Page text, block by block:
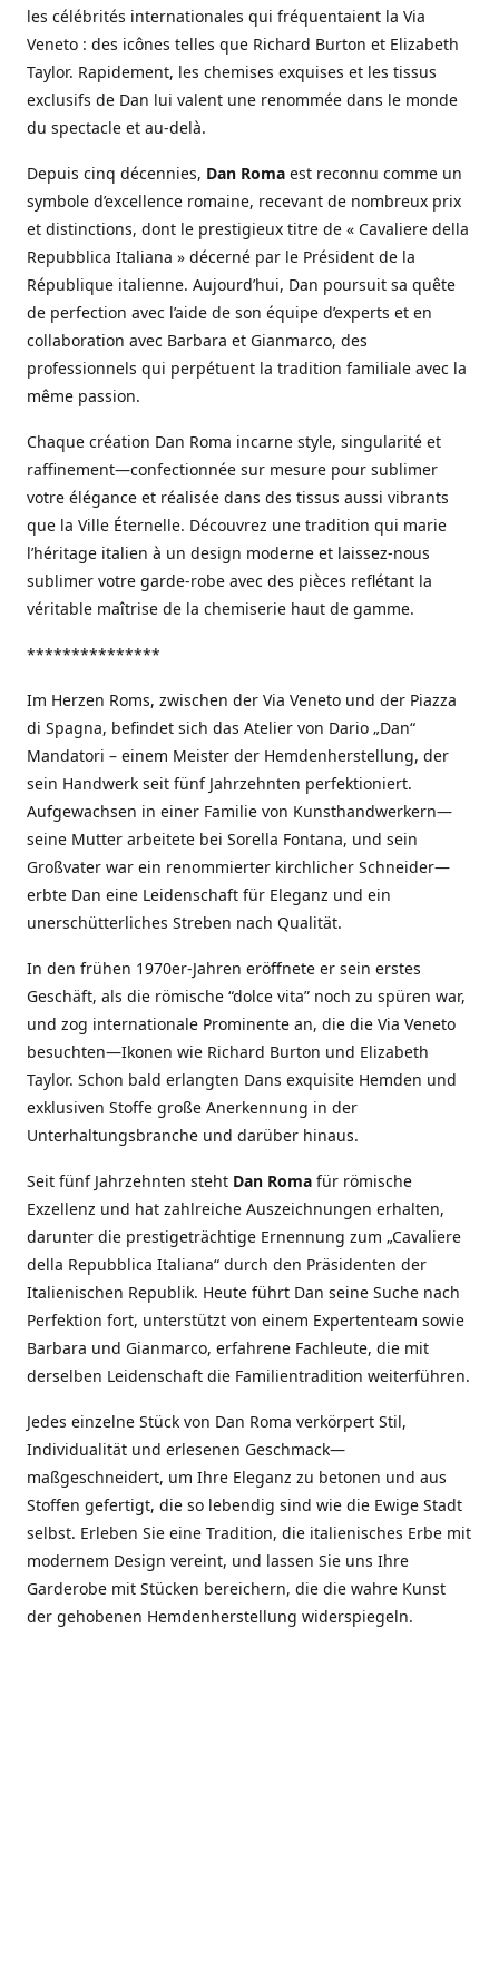
les célébrités internationales qui fréquentaient la Via
Veneto : des icônes telles que Richard Burton et Elizabeth
Taylor. Rapidement, les chemises exquises et les tissus
exclusifs de Dan lui valent une renommée dans le monde
du spectacle et au-delà.
Depuis cinq décennies, Dan Roma est reconnu comme un
symbole d’excellence romaine, recevant de nombreux prix
et distinctions, dont le prestigieux titre de « Cavaliere della
Repubblica Italiana » décerné par le Président de la
République italienne. Aujourd’hui, Dan poursuit sa quête
de perfection avec l’aide de son équipe d’experts et en
collaboration avec Barbara et Gianmarco, des
professionnels qui perpétuent la tradition familiale avec la
même passion.
Chaque création Dan Roma incarne style, singularité et
raffinement—confectionnée sur mesure pour sublimer
votre élégance et réalisée dans des tissus aussi vibrants
que la Ville Éternelle. Découvrez une tradition qui marie
l’héritage italien à un design moderne et laissez-nous
sublimer votre garde-robe avec des pièces reflétant la
véritable maîtrise de la chemiserie haut de gamme.
***************
Im Herzen Roms, zwischen der Via Veneto und der Piazza
di Spagna, befindet sich das Atelier von Dario „Dan“
Mandatori – einem Meister der Hemdenherstellung, der
sein Handwerk seit fünf Jahrzehnten perfektioniert.
Aufgewachsen in einer Familie von Kunsthandwerkern—
seine Mutter arbeitete bei Sorella Fontana, und sein
Großvater war ein renommierter kirchlicher Schneider—
erbte Dan eine Leidenschaft für Eleganz und ein
unerschütterliches Streben nach Qualität.
In den frühen 1970er-Jahren eröffnete er sein erstes
Geschäft, als die römische “dolce vita” noch zu spüren war,
und zog internationale Prominente an, die die Via Veneto
besuchten—Ikonen wie Richard Burton und Elizabeth
Taylor. Schon bald erlangten Dans exquisite Hemden und
exklusiven Stoffe große Anerkennung in der
Unterhaltungsbranche und darüber hinaus.
Seit fünf Jahrzehnten steht Dan Roma für römische
Exzellenz und hat zahlreiche Auszeichnungen erhalten,
darunter die prestigeträchtige Ernennung zum „Cavaliere
della Repubblica Italiana“ durch den Präsidenten der
Italienischen Republik. Heute führt Dan seine Suche nach
Perfektion fort, unterstützt von einem Expertenteam sowie
Barbara und Gianmarco, erfahrene Fachleute, die mit
derselben Leidenschaft die Familientradition weiterführen.
Jedes einzelne Stück von Dan Roma verkörpert Stil,
Individualität und erlesenen Geschmack—
maßgeschneidert, um Ihre Eleganz zu betonen und aus
Stoffen gefertigt, die so lebendig sind wie die Ewige Stadt
selbst. Erleben Sie eine Tradition, die italienisches Erbe mit
modernem Design vereint, und lassen Sie uns Ihre
Garderobe mit Stücken bereichern, die die wahre Kunst
der gehobenen Hemdenherstellung widerspiegeln.